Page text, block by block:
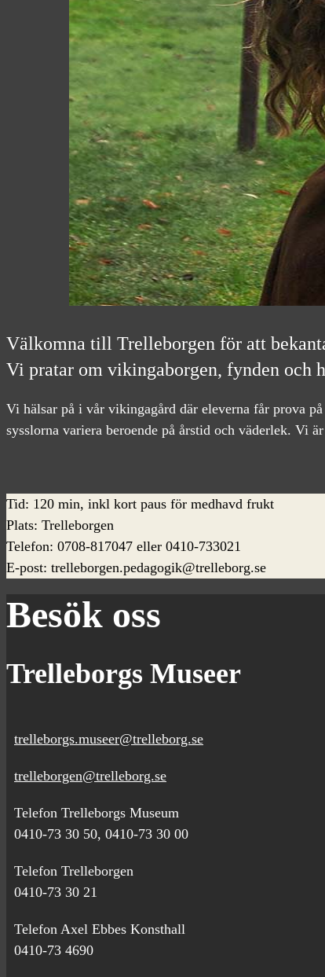
Välkomna till Trelleborgen för att
Vi pratar om vikingaborgen, fynden och
Vi hälsar på i vår vikingagård där eleverna får prova
sysslorna variera beroende på årstid och väderlek. Vi
Tid: 120 min, inkl kort paus för medhavd frukt
Plats: Trelleborgen
Telefon: 0708-817047 eller 0410-733021
E-post: trelleborgen.pedagogik@trelleborg.se
Besök oss
Trelleborgs Museer
trelleborgs.museer@trelleborg.se
trelleborgen@trelleborg.se
Telefon Trelleborgs Museum
0410-73 30 50, 0410-73 30 00
Telefon Trelleborgen
0410-73 30 21
Telefon Axel Ebbes Konsthall
0410-73 4690